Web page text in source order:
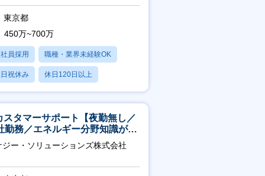
東京都
450万~700万
員採用 職種・業界未経験OK
祝休み 休日120日以上
・育休あり
スタマーサポート【夜勤無し／
勤務／エネルギー分野知識が身
きます】
ジー・ソリューションズ株式会社